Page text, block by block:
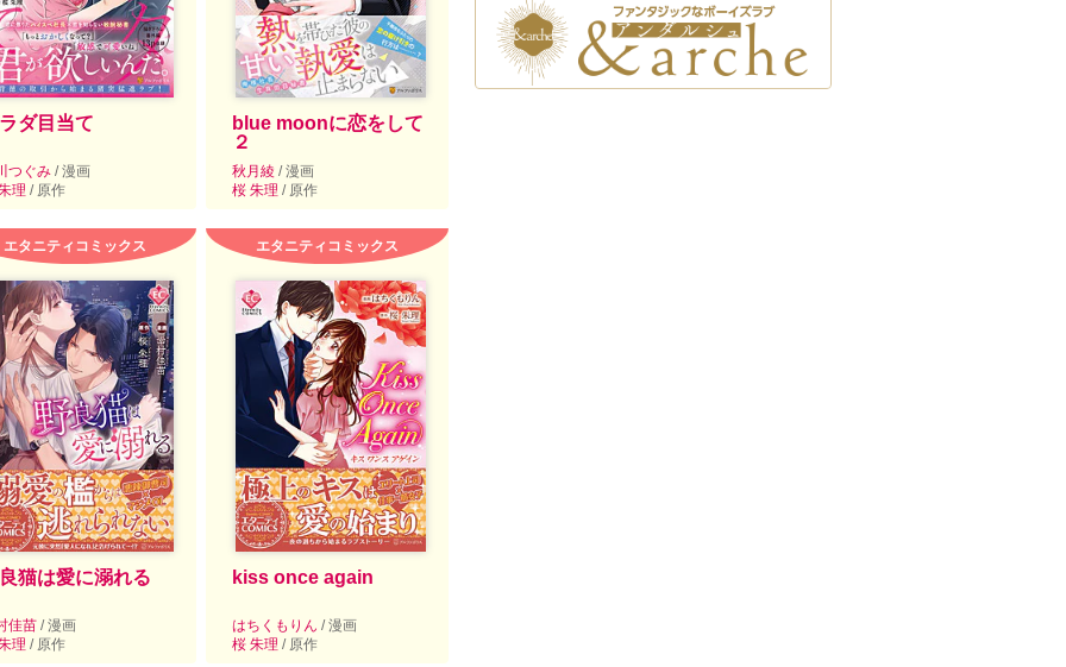
ダ目当て
つぐみ / 漫画
理 / 原作
blue moonに恋をして
２
秋月綾 / 漫画
桜 朱理 / 原作
エタニティコミックス
猫は愛に溺れる
佳苗 / 漫画
理 / 原作
エタニティコミックス
kiss once again
はちくもりん / 漫画
桜 朱理 / 原作